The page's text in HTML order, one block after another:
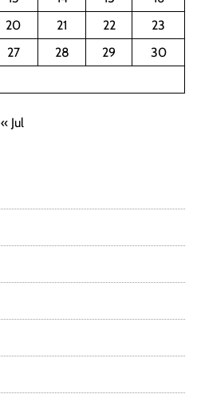
20 21 22
23
27 28 29
30
« Jul